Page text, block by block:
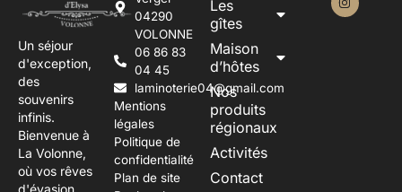
Un séjour
d'exception,
des
souvenirs
infinis.
Bienvenue à
La Volonne,
où vos rêves
d'évasion
04290
VOLONNE
06 86 83
04 45
laminoterie04@gmail.com
Mentions
légales
Politique de
confidentialité
Plan de site
Les
gîtes
Maison
d’hôtes
Nos
produits
régionaux
Activités
Contact